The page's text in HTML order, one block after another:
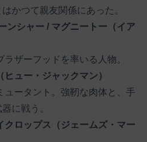
かつて親友関係にあった。
ンシャー / マグニートー（イア
ザーフッドを率いる人物。
ュー・ジャックマン）
ュータント。強靭な肉体と、手
に戦う。
クロップス（ジェームズ・マー